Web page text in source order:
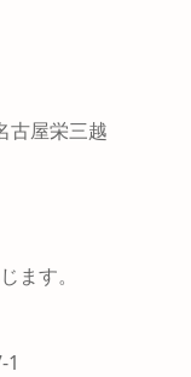
古屋栄三越
ます。
1